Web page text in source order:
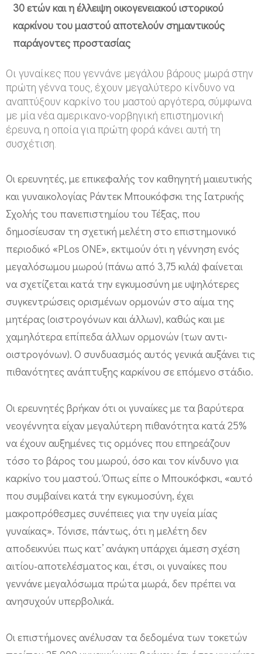
ο
ς
κ
α
ρ
ί
ν
ο
υ
τ
ο
υ
μ
α
σ
τ
ύ
γ
ι
α
τ
ι
ς
π
ρ
ω
τ
ό
30 ετών και η έλλειψη οικογενειακού ιστορικού
καρκίνου του μαστού αποτελούν σημαντικούς
παράγοντες προστασίας
Οι γυναίκες που γεννάνε μεγάλου βάρους μωρά στην
πρώτη γέννα τους, έχουν μεγαλύτερο κίνδυνο να
αναπτύξουν καρκίνο του μαστού αργότερα, σύμφωνα
με μία νέα αμερικανο-νορβηγική επιστημονική
έρευνα, η οποία για πρώτη φορά κάνει αυτή τη
συσχέτιση.
Οι ερευνητές, με επικεφαλής τον καθηγητή μαιευτικής
και γυναικολογίας Ράντεκ Μπουκόφσκι της Ιατρικής
Σχολής του πανεπιστημίου του Τέξας, που
δημοσίευσαν τη σχετική μελέτη στο επιστημονικό
περιοδικό «PLos ONE», εκτιμούν ότι η γέννηση ενός
μεγαλόσωμου μωρού (πάνω από 3,75 κιλά) φαίνεται
να σχετίζεται κατά την εγκυμοσύνη με υψηλότερες
συγκεντρώσεις ορισμένων ορμονών στο αίμα της
μητέρας (οιστρογόνων και άλλων), καθώς και με
χαμηλότερα επίπεδα άλλων ορμονών (των αντι-
οιστρογόνων). Ο συνδυασμός αυτός γενικά αυξάνει τις
πιθανότητες ανάπτυξης καρκίνου σε επόμενο στάδιο.
Οι ερευνητές βρήκαν ότι οι γυναίκες με τα βαρύτερα
νεογέννητα είχαν μεγαλύτερη πιθανότητα κατά 25%
να έχουν αυξημένες τις ορμόνες που επηρεάζουν
τόσο το βάρος του μωρού, όσο και τον κίνδυνο για
καρκίνο του μαστού. Όπως είπε ο Μπουκόφκσι, «αυτό
που συμβαίνει κατά την εγκυμοσύνη, έχει
μακροπρόθεσμες συνέπειες για την υγεία μίας
γυναίκας». Τόνισε, πάντως, ότι η μελέτη δεν
αποδεικνύει πως κατ’ ανάγκη υπάρχει άμεση σχέση
αιτίου-αποτελέσματος και, έτσι, οι γυναίκες που
γεννάνε μεγαλόσωμα πρώτα μωρά, δεν πρέπει να
ανησυχούν υπερβολικά.
Οι επιστήμονες ανέλυσαν τα δεδομένα των τοκετών